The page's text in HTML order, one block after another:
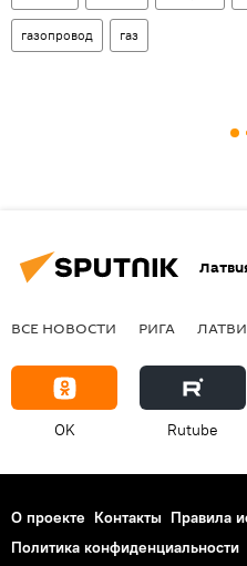
газопровод газ
ВСЕ НОВОСТИ РИГА
OK Rutube
О проекте Контакты Правила
Политика конфиденциальности